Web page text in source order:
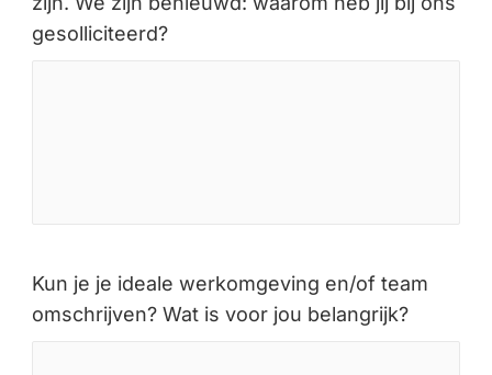
gesolliciteerd?
Kun je je ideale werkomgeving en/of team
omschrijven? Wat is voor jou belangrijk?